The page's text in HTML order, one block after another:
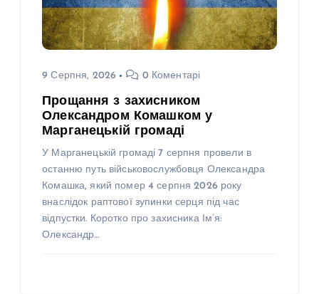
9 Серпня, 2026 0 Коментарі
Прощання з захисником
Олександром Комашком у
Марганецькій громаді
У Марганецькій громаді 7 серпня провели в
останню путь військовослужбовця Олександра
Комашка, який помер 4 серпня 2026 року
внаслідок раптової зупинки серця під час
відпустки. Коротко про захисника Ім’я:
Олександр…